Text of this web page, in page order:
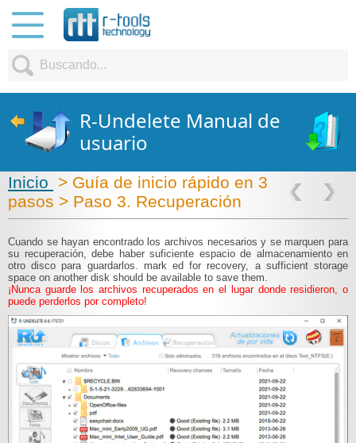
R-Undelete Manual de
usuario
Inicio
> Guía de inicio rápido en 3
pasos > Paso 3. Recuperación
Cuando se hayan encontrado los archivos necesarios y se marquen para
su recuperación, debe haber suficiente espacio de almacenamiento en
otro disco para guardarlos. marked for recovery, a sufficient storage
space on another disk should be available to save them.
¡Nunca guarde los archivos recuperados en el lugar donde residieron, o
puede perderlos por completo!